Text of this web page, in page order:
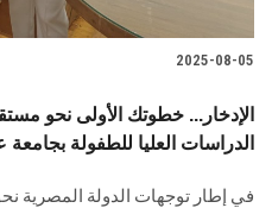
2025-08-05
الدراسات العليا للطفولة
في إطار توجهات الدولة المصرية